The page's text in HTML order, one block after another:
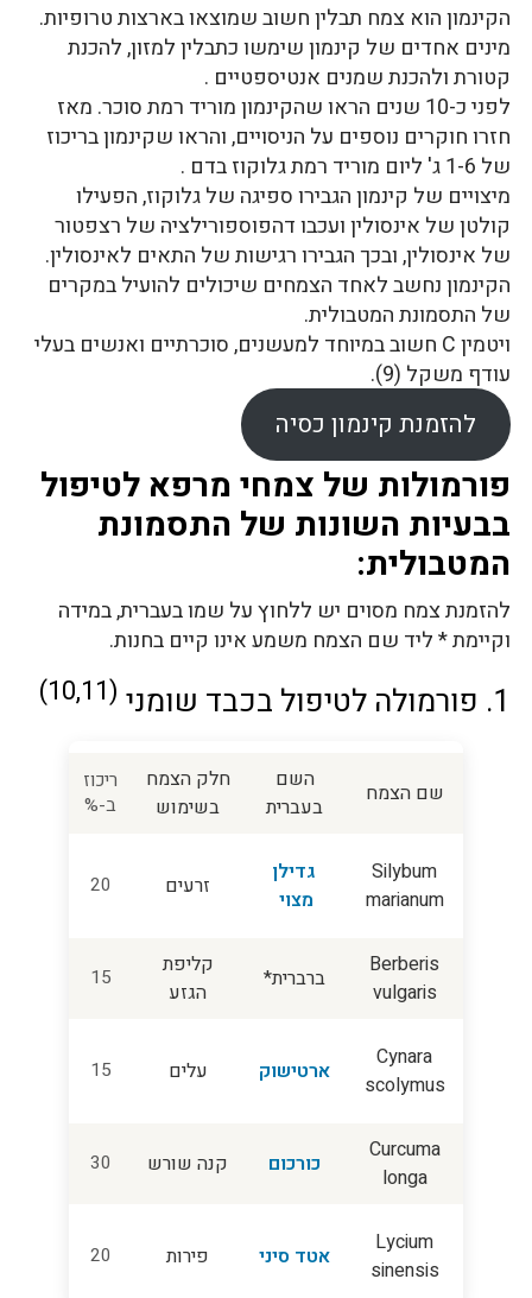
הקינמון הוא צמח תבלין חשוב שמוצאו בארצות טרופיות.
מינים אחדים של קינמון שימשו כתבלין למזון, להכנת
קטורת ולהכנת שמנים אנטיספטיים .
לפני כ-10 שנים הראו שהקינמון מוריד רמת סוכר. מאז
חזרו חוקרים נוספים על הניסויים, והראו שקינמון בריכוז
של 1-6 ג' ליום מוריד רמת גלוקוז בדם .
מיצויים של קינמון הגבירו ספיגה של גלוקוז, הפעילו
קולטן של אינסולין ועכבו דהפוספורילציה של רצפטור
של אינסולין, ובכך הגבירו רגישות של התאים לאינסולין.
הקינמון נחשב לאחד הצמחים שיכולים להועיל במקרים
של התסמונת המטבולית.
ויטמין C חשוב במיוחד למעשנים, סוכרתיים ואנשים בעלי
עודף משקל (9).
להזמנת קינמון כסיה
פורמולות של צמחי מרפא לטיפול
בבעיות השונות של התסמונת
המטבולית:
להזמנת צמח מסוים יש ללחוץ על שמו בעברית, במידה
וקיימת * ליד שם הצמח משמע אינו קיים בחנות.
1. פורמולה לטיפול בכבד שומני (10,11)
שם הצמח
השם
בעברית
חלק הצמח
בשימוש
ריכוז
ב-%
Silybum
marianum
גדילן
מצוי
זרעים 20
Berberis
vulgaris
ברברית*
קליפת
הגזע
15
Cynara
scolymus
ארטישוק עלים 15
Curcuma
longa
כורכום קנה שורש 30
Lycium
sinensis
אטד סיני פירות 20